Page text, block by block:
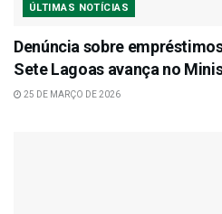
ÚLTIMAS NOTÍCIAS
Denúncia sobre
Sete Lagoas avança no
25 DE MARÇO DE 2026